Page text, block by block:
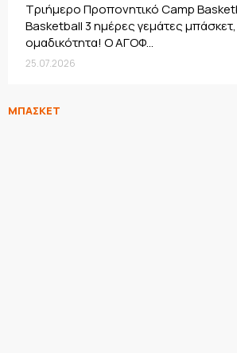
Τριήμερο Προπονητικό Camp
Basketball 3 ημέρες γεμάτες μπάσκετ,
ομαδικότητα! Ο ΑΓΟΦ...
25.07.2026
ΜΠΑΣΚΕΤ